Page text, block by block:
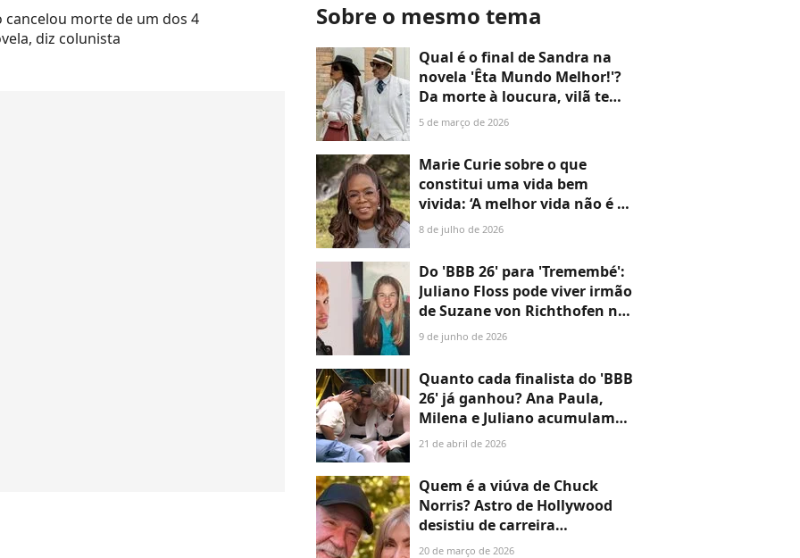
morte de um dos 4
diz colunista
Sobre o mesmo tema
Qual é o final de Sandra na
novela 'Êta Mundo Melhor!'?
Da morte à loucura, vilã tem
final impactante e diferente
5 de março de 2026
Marie Curie sobre o que
constitui uma vida bem
vivida: ‘A melhor vida não é a
mais longa, mas sim aquela
8 de julho de 2026
Do 'BBB 26' para 'Tremembé':
Juliano Floss pode viver irmão
de Suzane von Richthofen na
série; na vida real, Andreas
de SP
9 de junho de 2026
Quanto cada finalista do 'BBB
26' já ganhou? Ana Paula,
Milena e Juliano acumulam
prêmios PODEROSOS antes
21 de abril de 2026
Quem é a viúva de Chuck
Norris? Astro de Hollywood
desistiu de carreira
consolidada por diagnóstico
20 de março de 2026